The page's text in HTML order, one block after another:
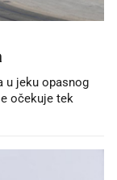
u jeku opasnog
očekuje tek